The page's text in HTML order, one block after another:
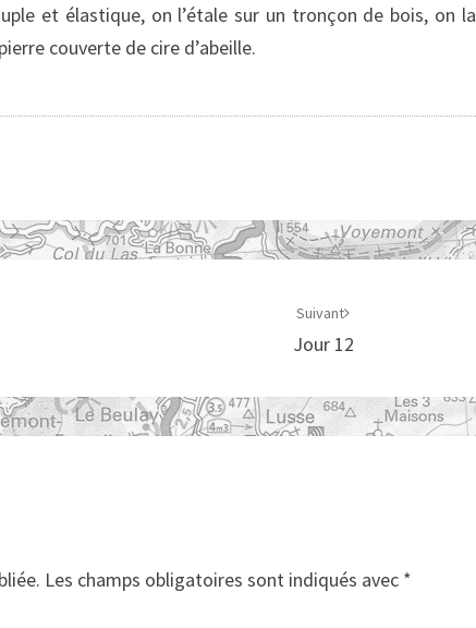
et élastique, on l’étale sur un tronçon de bois, on la
couverte de cire d’abeille.
Suivant
Jour 12
Les champs obligatoires sont indiqués avec *